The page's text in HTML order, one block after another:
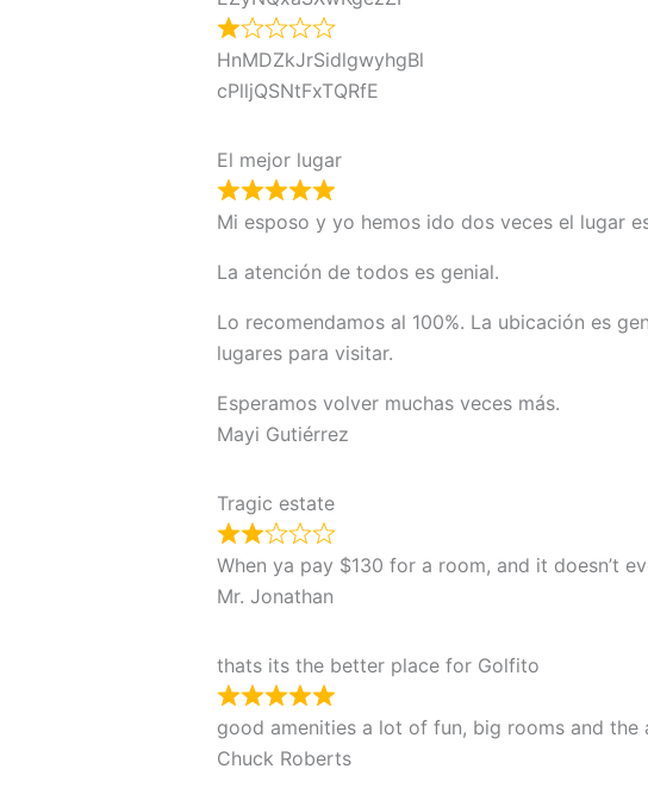
HnMDZkJrSidlgwyhgBl
cPlljQSNtFxTQRfE
El mejor lugar
Mi esposo y yo hemos ido dos veces el lugar
La atención de todos es genial.
Lo recomendamos al 100%. La ubicación es
lugares para visitar.
Esperamos volver muchas veces más.
Mayi Gutiérrez
Tragic estate
When ya pay $130 for a room, and it doesn’t
Mr. Jonathan
thats its the better place for Golfito
good amenities a lot of fun, big rooms and
Chuck Roberts